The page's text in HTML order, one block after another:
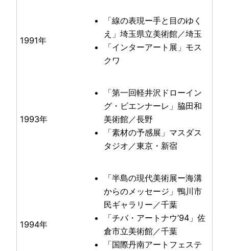
1991年
「線の表現ー手と目のゆく
え」埼玉県立美術館／埼玉
「インターアート展」モス
クワ
1993年
「第一回軽井沢ドローイン
グ・ビエンナーレ」脇田和
美術館／長野
「素材の予感展」マスダス
タジオ／東京・新宿
1994年
「半島の現代美術展ー海溝
からのメッセージ」鴨川市
民ギャラリー／千葉
「チバ・アートナウ’94」佐
倉市立美術館／千葉
「国際丹南アートフェステ